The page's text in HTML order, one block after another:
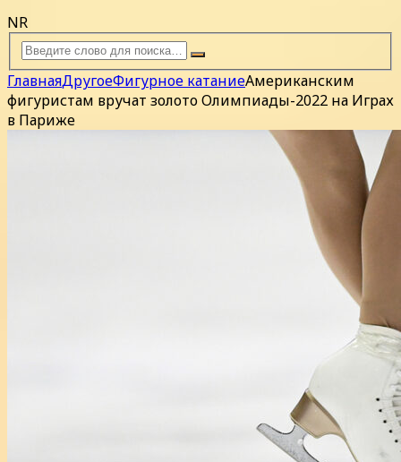
NR
ГлавнаяДругоеФигурное катаниеАмериканским
фигуристам вручат золото Олимпиады-2022 на Играх
в Париже